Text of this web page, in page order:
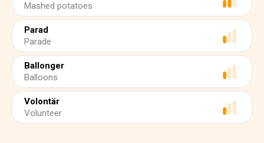
Mashed potatoes
Parad
Parade
Ballonger
Balloons
Volontär
Volunteer